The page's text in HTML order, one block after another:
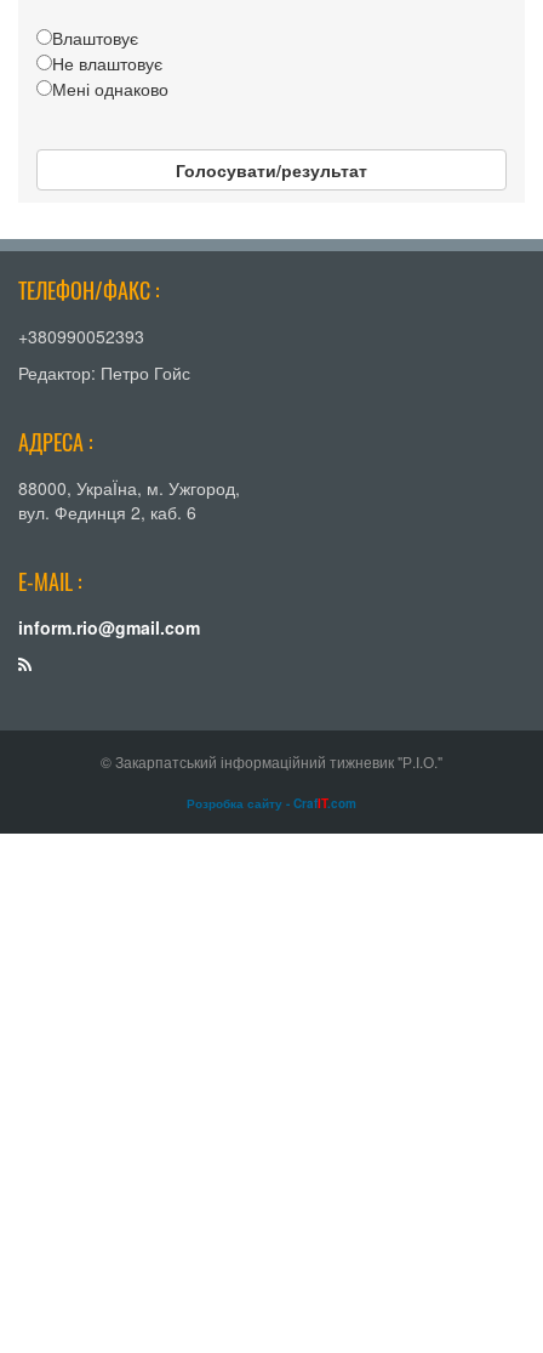
Влаштовує
Не влаштовує
Мені однаково
Голосувати/результат
ТЕЛЕФОН/ФАКС :
+380990052393
Редактор: Петро Гойс
АДРЕСА :
88000, УкраЇна, м. Ужгород,
вул. Фединця 2, каб. 6
E-MAIL :
inform.rio@gmail.com
© Закарпатський інформаційний тижневик "Р.І.О."
Розробка сайту - CrafIT.com